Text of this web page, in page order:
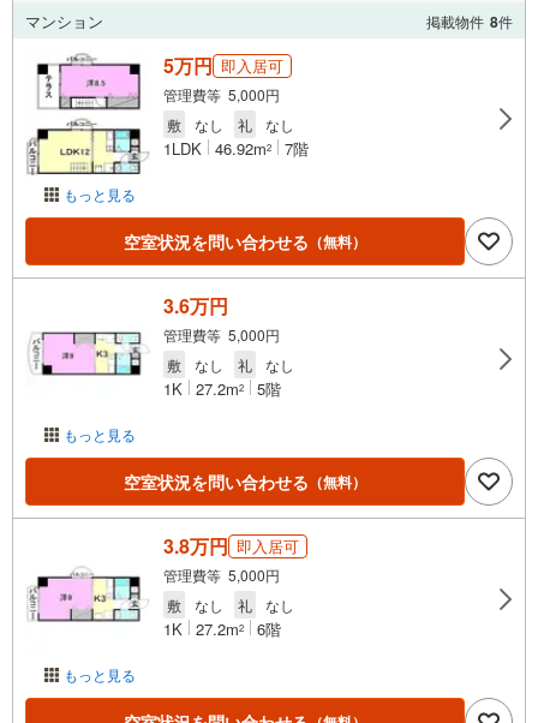
マンション 掲載物件 8件
もっと見る
5万円 即入居可
管理費等 5,000円
敷
なし 礼 なし
1LDK 46.92m2 7階
空室状況を問い合わせる （無料）
もっと見る
3.6万円
管理費等 5,000円
敷
なし 礼 なし
1K 27.2m2 5階
空室状況を問い合わせる （無料）
もっと見る
3.8万円 即入居可
管理費等 5,000円
敷
なし 礼 なし
1K 27.2m2 6階